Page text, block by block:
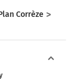
Corrèze